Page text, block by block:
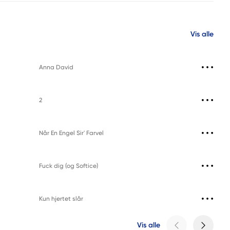
Vis alle
Anna David
2
Når En Engel Sir' Farvel
Fuck dig (og Softice)
Kun hjertet slår
Vis alle